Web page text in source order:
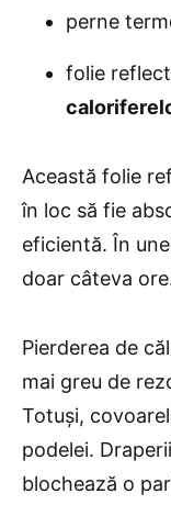
perne
folie
Această folie
în loc să fie
eficientă. În
doar câteva
Pierderea de
mai greu de
Totuși,
podelei.
blochează o